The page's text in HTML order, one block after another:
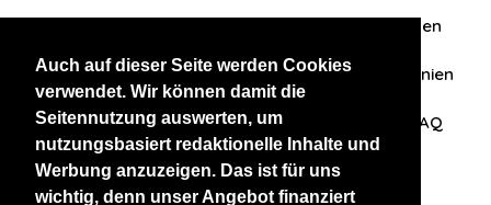
Auch auf dieser Seite werden Cookies
verwendet. Wir können damit die
Seitennutzung auswerten, um
nutzungsbasiert redaktionelle Inhalte und
Werbung anzuzeigen. Das ist für uns
wichtig, denn unser Angebot finanziert
Zuschriften/Erfahrungen
Datenschutzerklärung AGB Datenschutzrichtlinien
Nehmen Sie Kontakt mit uns auf FAQ
Unsere anderen Websites